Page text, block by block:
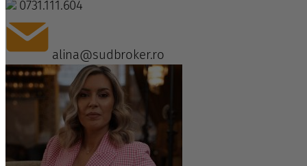
0731.111.604
alina@sudbroker.ro